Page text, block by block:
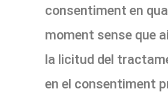
consentiment en
moment sense que
la licitud del
en el consentiment